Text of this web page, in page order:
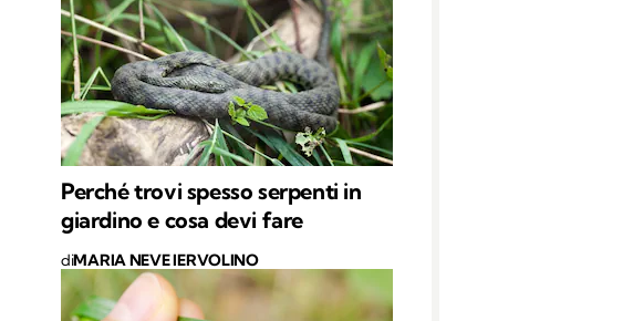
Perché trovi spesso serpenti in
giardino e cosa devi fare
diMARIA NEVE IERVOLINO